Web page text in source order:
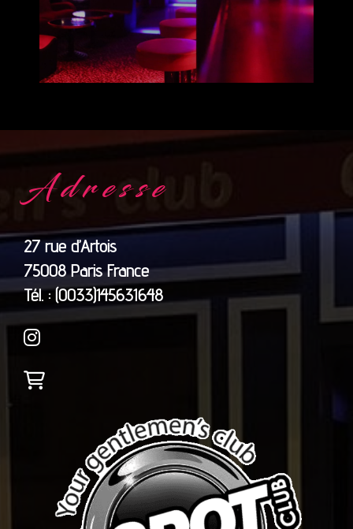
Adresse
27 rue d’Artois
75008 Paris France
​​​​​​​Tél. : (0033)145631648